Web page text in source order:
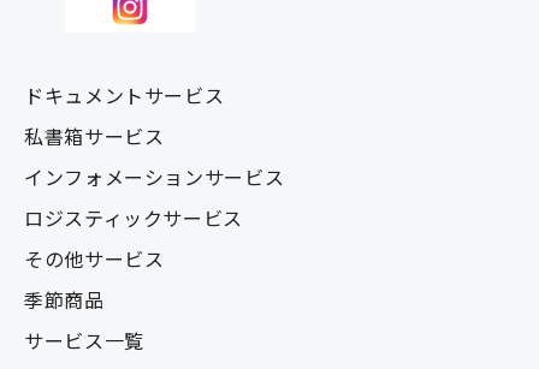
ドキュメントサービス
私書箱サービス
インフォメーションサービス
ロジスティックサービス
その他サービス
季節商品
サービス一覧